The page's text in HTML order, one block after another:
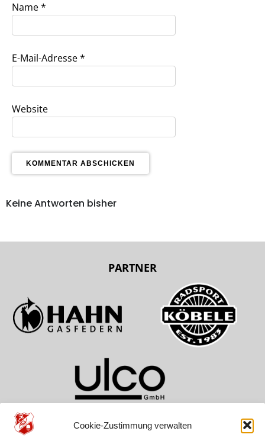
Cookie-Zustimmung verwalten
Name*
E-Mail-Adresse*
Website
Keine Antworten bisher
PARTNER